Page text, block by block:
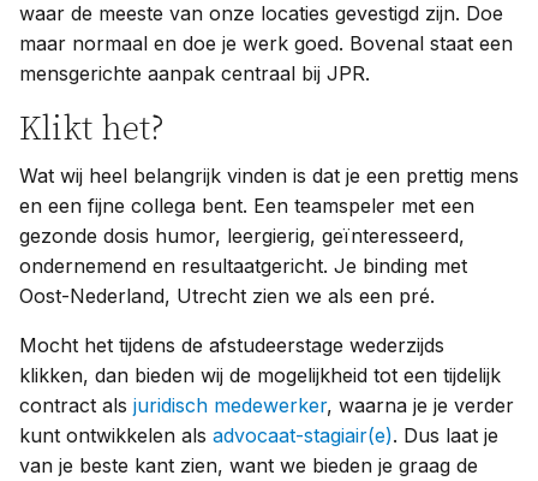
waar de meeste van onze locaties gevestigd zijn. Doe
maar normaal en doe je werk goed. Bovenal staat een
mensgerichte aanpak centraal bij JPR.
Klikt het?
Wat wij heel belangrijk vinden is dat je een prettig mens
en een fijne collega bent. Een teamspeler met een
gezonde dosis humor, leergierig, geïnteresseerd,
ondernemend en resultaatgericht. Je binding met
Oost-Nederland, Utrecht zien we als een pré.
Mocht het tijdens de afstudeerstage wederzijds
klikken, dan bieden wij de mogelijkheid tot een tijdelijk
contract als juridisch medewerker, waarna je je verder
kunt ontwikkelen als advocaat-stagiair(e). Dus laat je
van je beste kant zien, want we bieden je graag de